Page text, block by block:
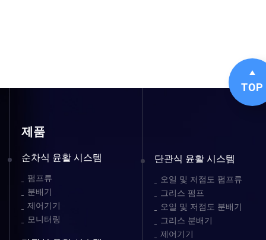
TOP
제품
순차식 윤활 시스템
펌프류
분배기
제어기기
모니터링
단관식 윤활 시스템
오일 및 저점도 펌프류
그리스 펌프
오일 및 저점도 분배기
그리스 분배기
제어기기